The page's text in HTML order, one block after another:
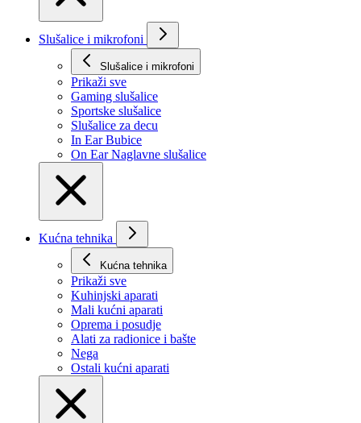
Slušalice i mikrofoni
Slušalice i mikrofoni
Prikaži svе
Gaming slušalice
Sportske slušalice
Slušalice za decu
In Ear Bubice
On Ear Naglavne slušalice
Kućna tehnika
Kućna tehnika
Prikaži svе
Kuhinjski aparati
Mali kućni aparati
Oprema i posudje
Alati za radionice i bašte
Nega
Ostali kućni aparati